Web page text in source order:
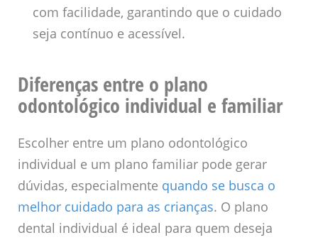
com facilidade, garantindo que o cuidado
seja contínuo e acessível.
Diferenças entre o plano
odontológico individual e familiar
Escolher entre um plano odontológico
individual e um plano familiar pode gerar
dúvidas, especialmente quando se busca o
melhor cuidado para as crianças. O plano
dental individual é ideal para quem deseja